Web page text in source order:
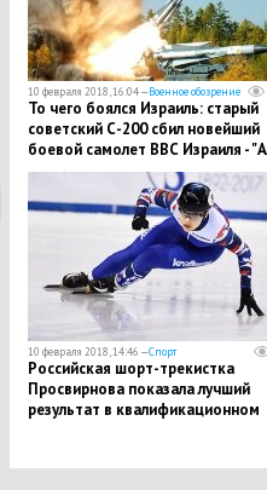
10 февраля 2018, 16:04 —Военное обозрение
То чего боялся Израиль: cтарый
советский С-200 сбил новейший
боевой самолет ВВС Израиля -
Маядин"
10 февраля 2018, 14:46 —Спорт
Российская шорт-трекистка
Просвирнова показала лучший
результат в квалификационном